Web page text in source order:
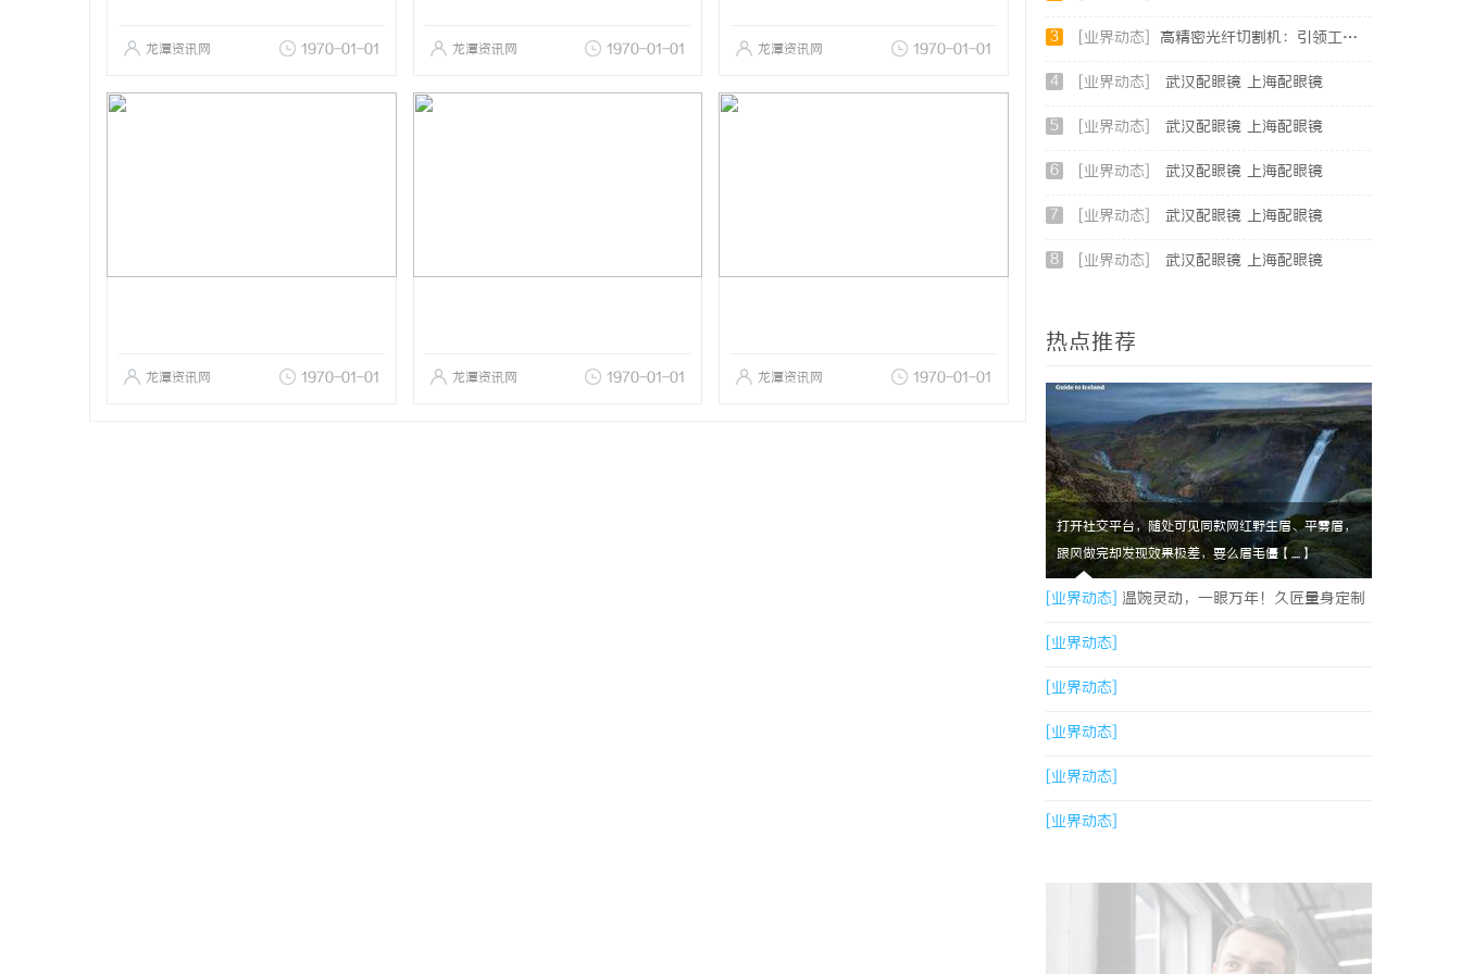
龙潭资讯网 1970-01-01 龙潭资讯网 1970-01-01 龙潭资讯网 1970-01-01
龙潭资讯网 1970-01-01 龙潭资讯网 1970-01-01 龙潭资讯网 1970-01-01
3 [业界动态] 高精密光纤切割机：引领工业制造新时代的利器
4 [业界动态] 武汉配眼镜 上海配眼镜
5 [业界动态] 武汉配眼镜 上海配眼镜
6 [业界动态] 武汉配眼镜 上海配眼镜
7 [业界动态] 武汉配眼镜 上海配眼镜
8 [业界动态] 武汉配眼镜 上海配眼镜
热点推荐
打开社交平台，随处可见同款网红野生眉、平雾眉，
跟风做完却发现效果极差，要么眉毛僵【....】
[业界动态] 温婉灵动，一眼万年！久匠量身定制
的眉眼唇，才是你整张脸的点睛之笔！淡颜系女
生的气质加分项
[业界动态]
[业界动态]
[业界动态]
[业界动态]
[业界动态]